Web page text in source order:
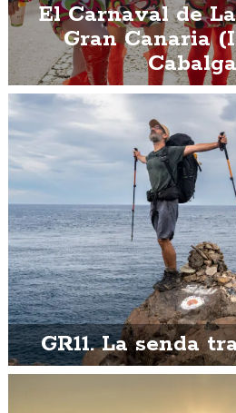
El Carnaval de
Gran Canaria
GR11. La senda